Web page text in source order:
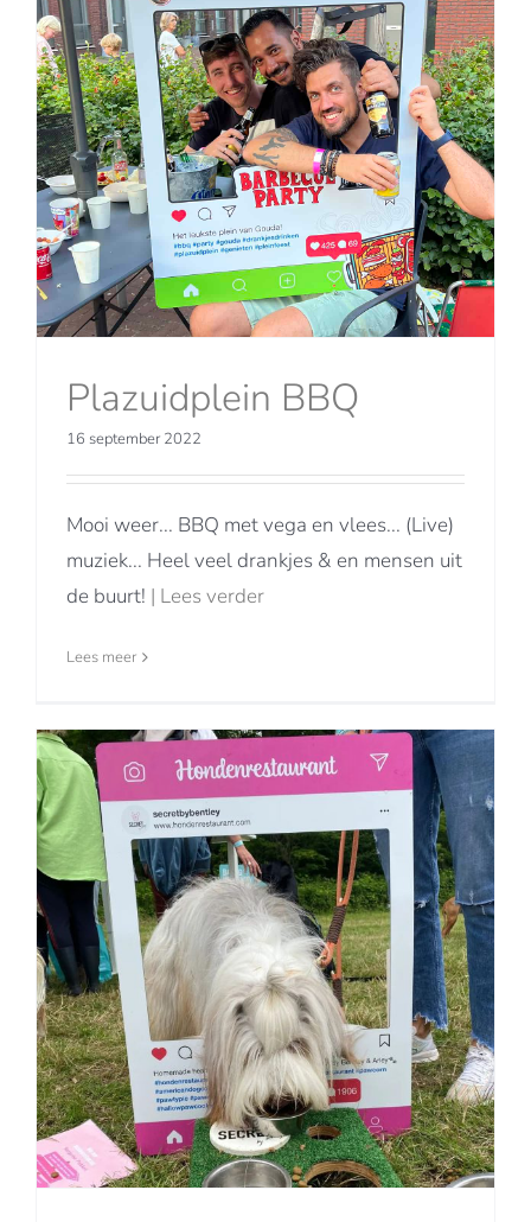
Plazuidplein BBQ
16 september 2022
Mooi weer... BBQ met vega en vlees... (Live)
muziek... Heel veel drankjes & en mensen uit
de buurt! | Lees verder
Lees meer